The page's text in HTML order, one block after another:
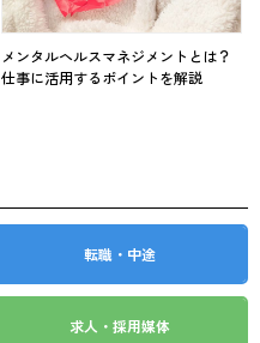
メンタルヘルスマネジメントとは？
仕事に活用するポイントを解説
転職・中途
求人・採用媒体